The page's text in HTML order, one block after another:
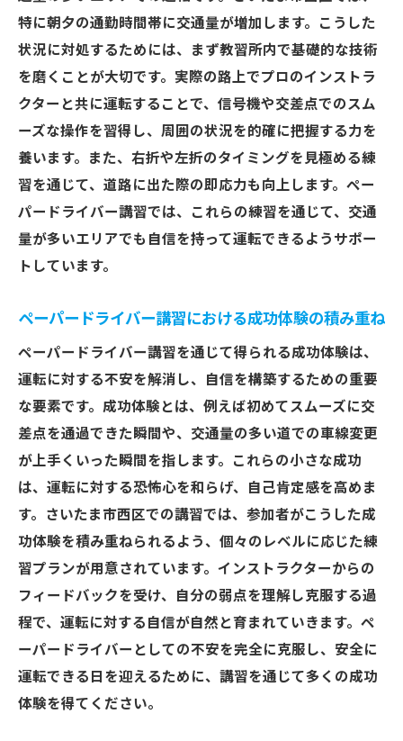
特に朝夕の通勤時間帯に交通量が増加します。こうした
状況に対処するためには、まず教習所内で基礎的な技術
を磨くことが大切です。実際の路上でプロのインストラ
クターと共に運転することで、信号機や交差点でのスム
ーズな操作を習得し、周囲の状況を的確に把握する力を
養います。また、右折や左折のタイミングを見極める練
習を通じて、道路に出た際の即応力も向上します。ペー
パードライバー講習では、これらの練習を通じて、交通
量が多いエリアでも自信を持って運転できるようサポー
トしています。
ペーパードライバー講習における成功体験の積み重ね
ペーパードライバー講習を通じて得られる成功体験は、
運転に対する不安を解消し、自信を構築するための重要
な要素です。成功体験とは、例えば初めてスムーズに交
差点を通過できた瞬間や、交通量の多い道での車線変更
が上手くいった瞬間を指します。これらの小さな成功
は、運転に対する恐怖心を和らげ、自己肯定感を高めま
す。さいたま市西区での講習では、参加者がこうした成
功体験を積み重ねられるよう、個々のレベルに応じた練
習プランが用意されています。インストラクターからの
フィードバックを受け、自分の弱点を理解し克服する過
程で、運転に対する自信が自然と育まれていきます。ペ
ーパードライバーとしての不安を完全に克服し、安全に
運転できる日を迎えるために、講習を通じて多くの成功
体験を得てください。